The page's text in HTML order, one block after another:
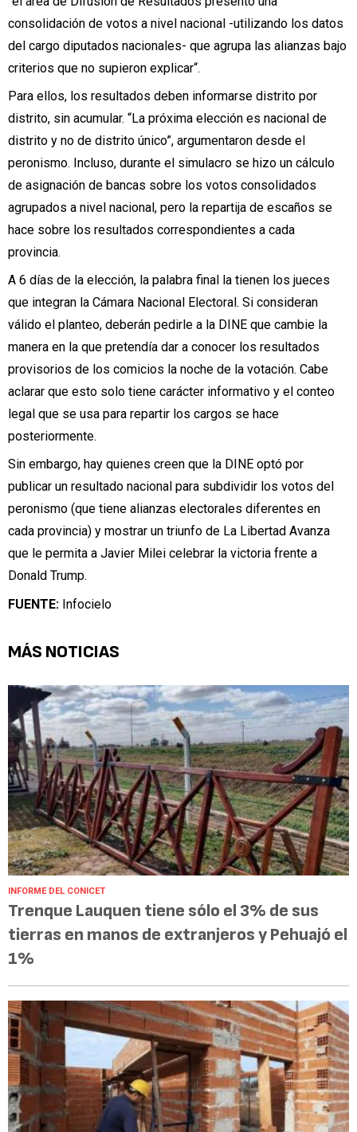
consolidación de votos a nivel nacional -utilizando los datos
del cargo diputados nacionales- que agrupa las alianzas bajo
criterios que no supieron explicar“.
Para ellos, los resultados deben informarse distrito por
distrito, sin acumular. “La próxima elección es nacional de
distrito y no de distrito único”, argumentaron desde el
peronismo. Incluso, durante el simulacro se hizo un cálculo
de asignación de bancas sobre los votos consolidados
agrupados a nivel nacional, pero la repartija de escaños se
hace sobre los resultados correspondientes a cada
provincia.
A 6 días de la elección, la palabra final la tienen los jueces
que integran la Cámara Nacional Electoral. Si consideran
válido el planteo, deberán pedirle a la DINE que cambie la
manera en la que pretendía dar a conocer los resultados
provisorios de los comicios la noche de la votación. Cabe
aclarar que esto solo tiene carácter informativo y el conteo
legal que se usa para repartir los cargos se hace
posteriormente.
Sin embargo, hay quienes creen que la DINE optó por
publicar un resultado nacional para subdividir los votos del
peronismo (que tiene alianzas electorales diferentes en
cada provincia) y mostrar un triunfo de La Libertad Avanza
que le permita a Javier Milei celebrar la victoria frente a
Donald Trump.
FUENTE: Infocielo
MÁS NOTICIAS
INFORME DEL CONICET
Trenque Lauquen tiene sólo el 3% de sus
tierras en manos de extranjeros y Pehuajó el
1%